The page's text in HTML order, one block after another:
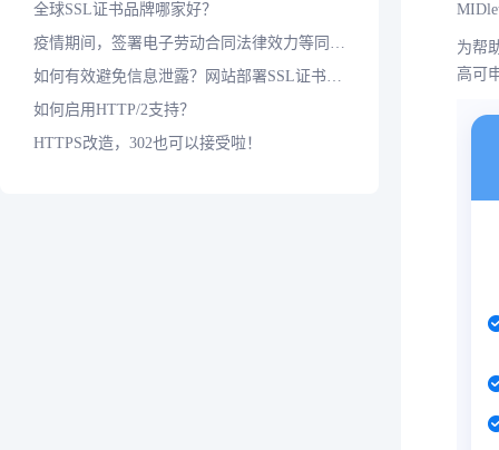
全球SSL证书品牌哪家好？
疫情期间，签署电子劳动合同法律效力等同于纸质合同吗？
如何有效避免信息泄露？网站部署SSL证书是基本保障
如何启用HTTP/2支持？
HTTPS改造，302也可以接受啦！
为帮
高可